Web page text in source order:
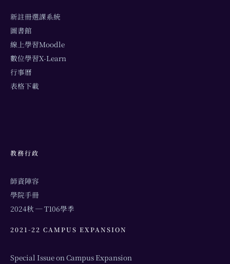
新註冊選課系統
圖書館
線上學習Moodle
數位學習X-Learn
行事曆
表格下載
教務行政
師資陣容
學院手冊
2024秋 ─ T106學季
2021-22 CAMPUS EXPANSION
Special Issue on Campus Expansion